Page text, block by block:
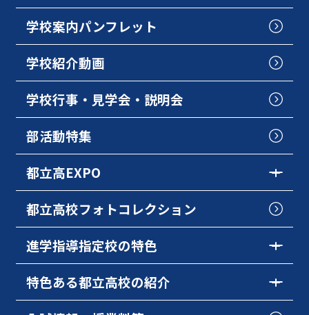
学校案内パンフレット
学校紹介動画
学校行事・見学会・説明会
部活動特集
都立高EXPO
都立高校フォトコレクション
進学指導指定校の特色
特色ある都立高校の紹介